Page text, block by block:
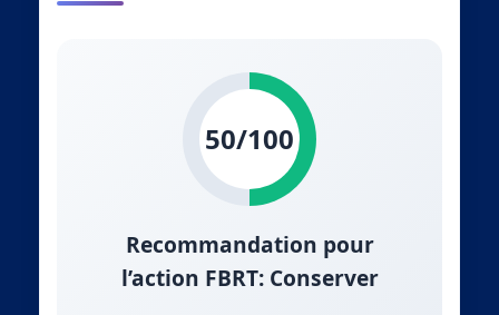
50/100
Recommandation pour
l’action FBRT: Conserver